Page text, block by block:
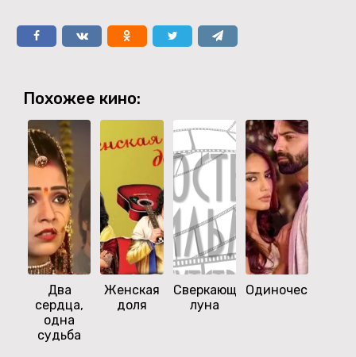
Похожее кино:
Два
сердца,
одна
судьба
Женская
доля
Сверкающая
луна
Одиночество